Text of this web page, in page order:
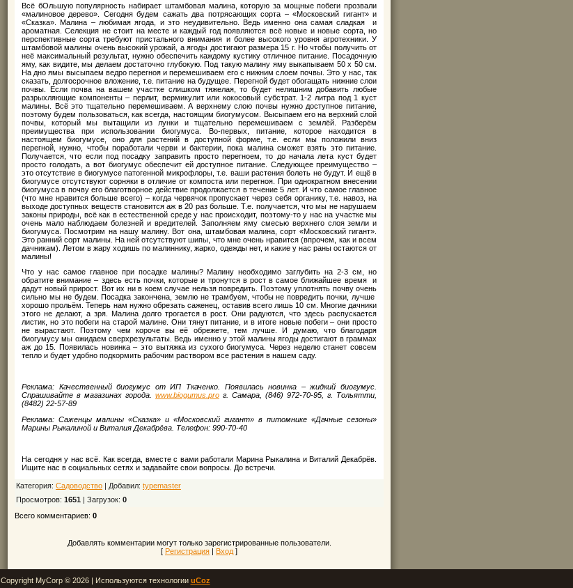
Всё бОльшую популярность набирает штамбовая малина, которую за мощные побеги прозвали
«малиновое дерево». Сегодня будем сажать два потрясающих сорта – «Московский гигант» и
«Сказка». Малина – любимая ягода, и это неудивительно. Ведь именно она самая сладкая и
ароматная. Селекция не стоит на месте и каждый год появляются всё новые и новые сорта, но
перспективные сорта требуют пристального внимания и более высокого уровня агротехники. У
штамбовой малины очень высокий урожай, а ягоды достигают размера 15 г. Но чтобы получить от
неё максимальный результат, нужно обеспечить каждому кустику отличное питание. Посадочную
яму, как видите, мы делаем достаточно глубокую. Под такую малину яму выкапываем 50 х 50 см.
На дно ямы высыпаем ведро перегноя и перемешиваем его с нижним слоем почвы. Это у нас, так
сказать, долгосрочное вложение, т.е. питание на будущее. Перегной будет обогащать нижние слои
почвы. Если почва на вашем участке слишком тяжелая, то будет нелишним добавить любые
разрыхляющие компоненты – перлит, вермикулит или кокосовый субстрат. 1-2 литра под 1 куст
малины. Всё это тщательно перемешиваем. А верхнему слою почвы нужно доступное питание,
поэтому будем пользоваться, как всегда, настоящим биогумусом. Высыпаем его на верхний слой
почвы, который мы вытащили из лунки и тщательно перемешиваем с землёй. Разберём
преимущества при использовании биогумуса. Во-первых, питание, которое находится в
настоящем биогумусе, оно для растений в доступной форме, т.е. если мы положили вниз
перегной, нужно, чтобы поработали черви и бактерии, пока малина сможет взять это питание.
Получается, что если под посадку заправить просто перегноем, то до начала лета куст будет
просто голодать, а вот биогумус обеспечит ей доступное питание. Следующее преимущество –
это отсутствие в биогумусе патогенной микрофлоры, т.е. ваши растения болеть не будут. И ещё в
биогумусе отсутствуют сорняки в отличие от компоста или перегноя. При однократном внесении
биогумуса в почву его благотворное действие продолжается в течение 5 лет. И что самое главное
(что мне нравится больше всего) – когда червячок пропускает через себя органику, т.е. навоз, на
выходе доступных веществ становится аж в 20 раз больше. Т.е. получается, что мы не нарушаем
законы природы, всё как в естественной среде у нас происходит, поэтому-то у нас на участке мы
очень мало наблюдаем болезней и вредителей. Заполняем яму смесью верхнего слоя земли и
биогумуса. Посмотрим на нашу малину. Вот она, штамбовая малина, сорт «Московский гигант».
Это ранний сорт малины. На ней отсутствуют шипы, что мне очень нравится (впрочем, как и всем
дачникам). Летом в жару ходишь по малиннику, жарко, одежды нет, и какие у нас раны остаются от
малины!
Что у нас самое главное при посадке малины? Малину необходимо заглубить на 2-3 см, но
обратите внимание – здесь есть почки, которые и тронутся в рост в самое ближайшее время и
дадут новый прирост. Вот их ни в коем случае нельзя повредить. Поэтому уплотнять почву очень
сильно мы не будем. Посадка закончена, землю не трамбуем, чтобы не повредить почки, лучше
хорошо прольём. Теперь нам нужно обрезать саженец, оставив всего лишь 10 см. Многие дачники
этого не делают, а зря. Малина долго трогается в рост. Они радуются, что здесь распускается
листик, но это побеги на старой малине. Они тянут питание, и в итоге новые побеги – они просто
не вырастают. Поэтому чем короче вы её обрежете, тем лучше. И думаю, что благодаря
биогумусу мы ожидаем сверхрезультаты. Ведь именно у этой малины ягоды достигают в граммах
аж до 15. Появилась новинка – это вытяжка из сухого биогумуса. Через неделю станет совсем
тепло и будет удобно подкормить рабочим раствором все растения в нашем саду.
Реклама: Качественный биогумус от ИП Ткаченко. Появилась новинка – жидкий биогумус.
Спрашивайте в магазинах города. www.biogumus.pro г. Самара, (846) 972-70-95, г. Тольятти,
(8482) 22-57-89
Реклама: Саженцы малины «Сказка» и «Московский гигант» в питомнике «Дачные сезоны»
Марины Рыкалиной и Виталия Декабрёва. Телефон: 990-70-40
На сегодня у нас всё. Как всегда, вместе с вами работали Марина Рыкалина и Виталий Декабрёв.
Ищите нас в социальных сетях и задавайте свои вопросы. До встречи.
Категория: Садоводство | Добавил: typemaster
Просмотров: 1651 | Загрузок: 0
Всего комментариев: 0
Добавлять комментарии могут только зарегистрированные пользователи.
[ Регистрация | Вход ]
Copyright MyCorp © 2026 | Используются технологии uCoz